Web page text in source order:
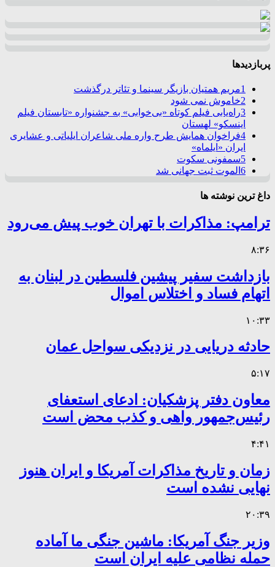
پربازدیدها
1مریم همتیان بازیگر سینما و تئاتر درگذشت
2خاموش نمی شود
3راه‌یابی فیلم کوتاه «بی‌خوابی» به جشنواره «تابستان فیلم
اینسکو» لهستان
4فراخوان همایش طرح واره ملی شاعران ایلیاتی و عشایری
ایران «ایلماه»
5سمفونی سکوت
6 الموت ثبت جهانی شد
داغ ترین نوشته ها
ترامپ: مذاکرات با تهران خوب پیش می‌رود
۸:۳۶
بازداشت سفیر پیشین فلسطین در لبنان به
اتهام فساد و اختلاس اموال
۱۰:۳۳
حادثه دریایی در نزدیکی سواحل عمان
۵:۱۷
معاون دفتر پزشکیان: ادعای استعفای
رئیس‌جمهور واهی و کذب محض است
۴:۴۱
زمان و تاریخ مذاکرات آمریکا و ایران هنوز
نهایی نشده است
۲۰:۳۹
وزیر جنگ آمریکا: ماشین جنگی ما آماده
حمله نظامی علیه ایران است